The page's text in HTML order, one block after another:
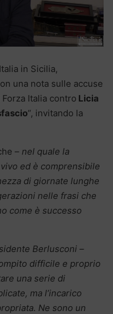
in Sicilia,
una nota sulle accuse
Italia contro Licia
“, invitando la
– nel quale la
ed è comprensibile
di giornate lunghe
nelle frasi che
come è successo
Berlusconi –
difficile e proprio
una serie di
ma l’incarico
Ne sono un